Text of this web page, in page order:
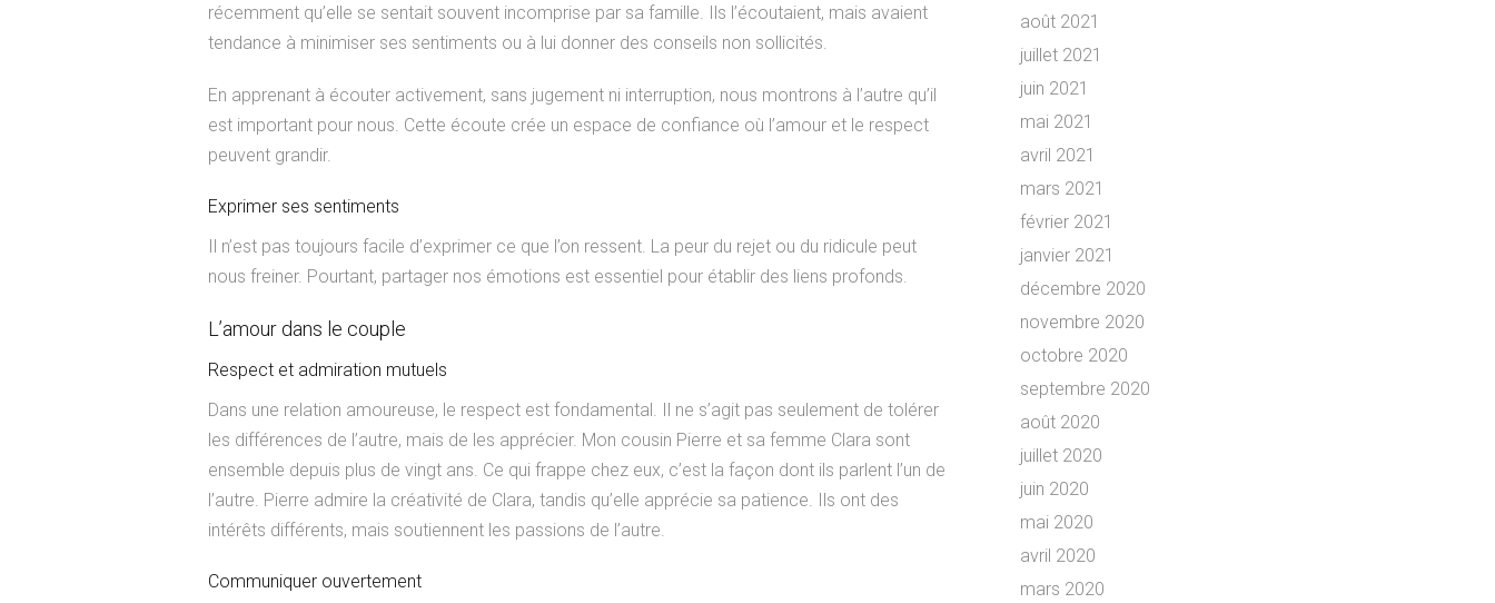
récemment qu’elle se sentait souvent incomprise par sa famille. Ils l’écoutaient, mais avaient
tendance à minimiser ses sentiments ou à lui donner des conseils non sollicités.
En apprenant à écouter activement, sans jugement ni interruption, nous montrons à l’autre qu’il
est important pour nous. Cette écoute crée un espace de confiance où l’amour et le respect
peuvent grandir.
Exprimer ses sentiments
Il n’est pas toujours facile d’exprimer ce que l’on ressent. La peur du rejet ou du ridicule peut
nous freiner. Pourtant, partager nos émotions est essentiel pour établir des liens profonds.
L’amour dans le couple
Respect et admiration mutuels
Dans une relation amoureuse, le respect est fondamental. Il ne s’agit pas seulement de tolérer
les différences de l’autre, mais de les apprécier. Mon cousin Pierre et sa femme Clara sont
ensemble depuis plus de vingt ans. Ce qui frappe chez eux, c’est la façon dont ils parlent l’un de
l’autre. Pierre admire la créativité de Clara, tandis qu’elle apprécie sa patience. Ils ont des
intérêts différents, mais soutiennent les passions de l’autre.
Communiquer ouvertement
août 2021
juillet 2021
juin 2021
mai 2021
avril 2021
mars 2021
février 2021
janvier 2021
décembre 2020
novembre 2020
octobre 2020
septembre 2020
août 2020
juillet 2020
juin 2020
mai 2020
avril 2020
mars 2020